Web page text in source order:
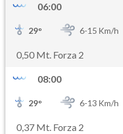
06:00
29° 6-15 Km/h
0,50 Mt. Forza 2
08:00
29° 6-13 Km/h
0,37 Mt. Forza 2